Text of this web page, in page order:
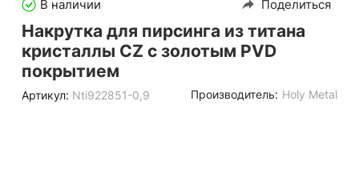
В наличии Поделиться
Накрутка для пирсинга из титана
кристаллы CZ с золотым PVD
покрытием
Артикул: Nti922851-0,9 Производитель: Holy Metal